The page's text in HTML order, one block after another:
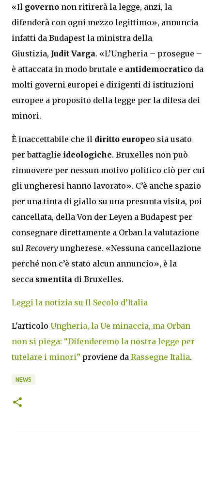
«Il governo non ritirerà la legge, anzi, la
difenderà con ogni mezzo legittimo», annuncia
infatti da Budapest la ministra della
Giustizia, Judit Varga. «L’Ungheria – prosegue –
è attaccata in modo brutale e antidemocratico da
molti governi europei e dirigenti di istituzioni
europee a proposito della legge per la difesa dei
minori.
È inaccettabile che il diritto europeo sia usato
per battaglie ideologiche. Bruxelles non può
rimuovere per nessun motivo politico ciò per cui
gli ungheresi hanno lavorato». C’è anche spazio
per una tinta di giallo su una presunta visita, poi
cancellata, della Von der Leyen a Budapest per
consegnare direttamente a Orban la valutazione
sul Recovery ungherese. «Nessuna cancellazione
perché non c’è stato alcun annuncio», è la
secca smentita di Bruxelles.
Leggi la notizia su Il Secolo d’Italia
L'articolo Ungheria, la Ue minaccia, ma Orban
non si piega: “Difenderemo la nostra legge per
tutelare i minori” proviene da Rassegne Italia.
NEWS